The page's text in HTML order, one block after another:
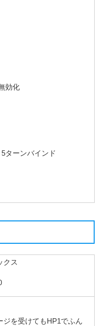
効化
ターンバインド
クス
ジを受けてもHP1でふん